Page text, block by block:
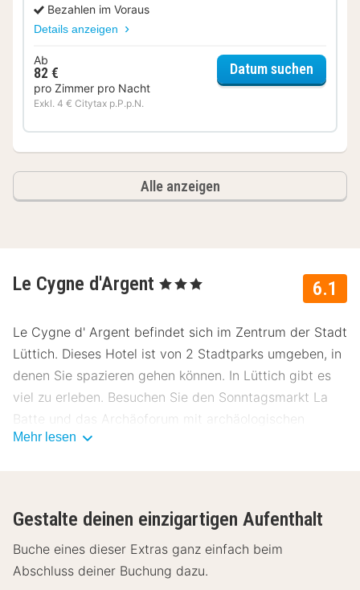
Bezahlen im Voraus
Details anzeigen
Ab
82 €
pro Zimmer pro Nacht
Exkl. 4 € Citytax p.P.p.N.
Datum suchen
Alle anzeigen
6.1
Le Cygne d'Argent , 3 Sterne
Le Cygne d' Argent befindet sich im Zentrum der Stadt
Lüttich. Dieses Hotel ist von 2 Stadtparks umgeben, in
denen Sie spazieren gehen können. In Lüttich gibt es
viel zu erleben. Besuchen Sie den Sonntagsmarkt La
Batte und das Archäoforum mit archäologischen
Funden. In der Stadt können Sie das burgundische
einem privaten Badezimmer mit Föhn, eigener Dusche
Aufgrund der günstigen Lage gibt es in unmittelbarer
Mehr lesen
Gestalte deinen einzigartigen Aufenthalt
Buche eines dieser Extras ganz einfach beim
Abschluss deiner Buchung dazu.